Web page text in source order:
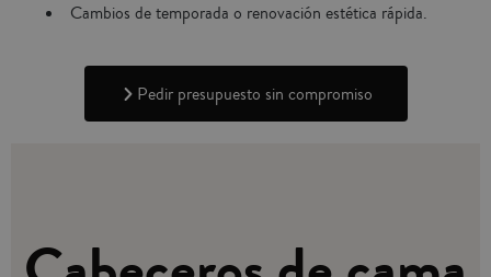
Cambios de temporada o renovación estética rápida.
Pedir presupuesto sin compromiso